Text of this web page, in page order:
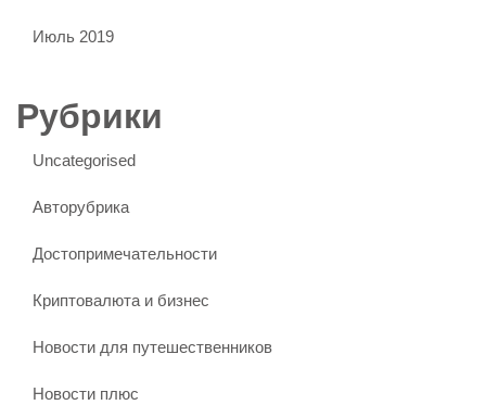
Июль 2019
Рубрики
Uncategorised
Авторубрика
Достопримечательности
Криптовалюта и бизнес
Новости для путешественников
Новости плюс